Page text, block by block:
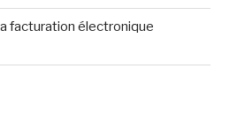
facturation électronique